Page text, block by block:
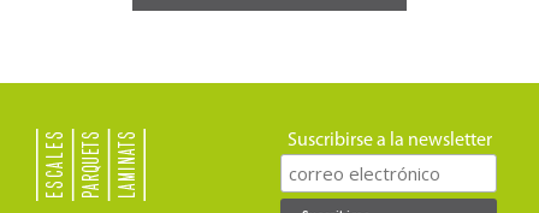
Suscribirse a la newsletter